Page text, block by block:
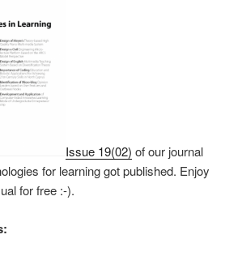
Issue 19(02) of our journal
for learning got published. Enjoy
for free :-).